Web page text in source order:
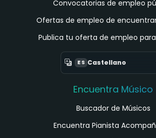
Convocatorias de empleo
Ofertas de empleo de
Publica tu oferta de empleo
ES Castellano
Encuentra Músico
Buscador de Músicos
Encuentra Pianista